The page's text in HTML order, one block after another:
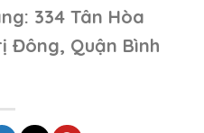
334 Tân Hòa
Đông, Quận Bình